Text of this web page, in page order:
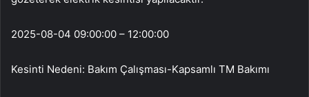
2025-08-04 09:00:00 – 12:00:00
Kesinti Nedeni: Bakım Çalışması-Kapsamlı TM Bakımı